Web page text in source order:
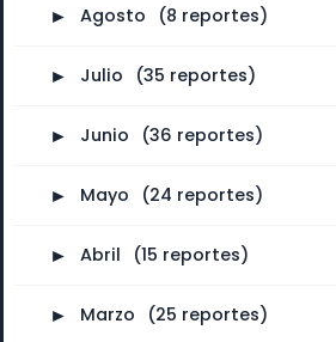
► Agosto (8 reportes)
► Julio (35 reportes)
► Junio (36 reportes)
► Mayo (24 reportes)
► Abril (15 reportes)
► Marzo (25 reportes)